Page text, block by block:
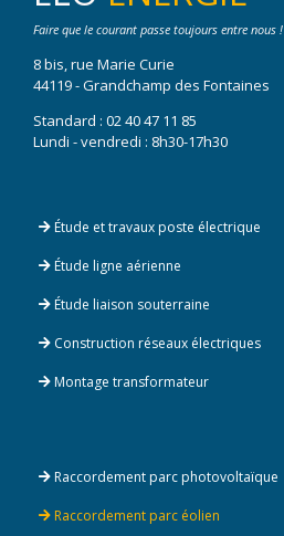
Faire que le courant passe toujours entre nous !
8 bis, rue Marie Curie
44119 - Grandchamp des Fontaines
Standard : 02 40 47 11 85
Lundi - vendredi : 8h30-17h30
Étude et travaux poste électrique
Étude ligne aérienne
Étude liaison souterraine
Construction réseaux électriques
Montage transformateur
Raccordement parc photovoltaïque
Raccordement parc éolien